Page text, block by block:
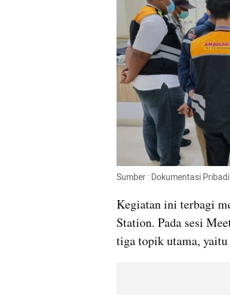
Sumber : Dokumentasi Pribadi
Kegiatan ini terbagi
Station. Pada sesi
tiga topik utama, yaitu